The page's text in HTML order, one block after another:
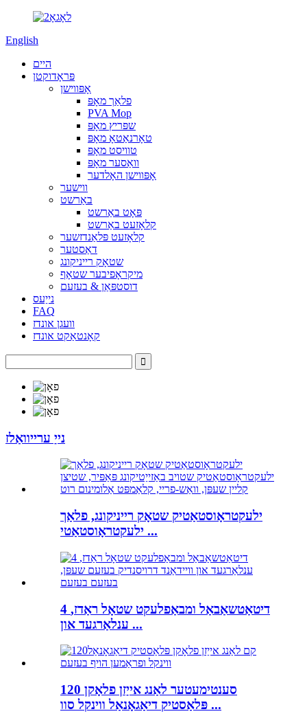
English
היים
פּראָדוקטן
אָפּווישן
פלאַך מאָפּ
PVA Mop
שפּריץ מאָפּ
טאָרנאַטאָ מאָפּ
טוויסט מאָפּ
וואַסער מאָפּ
אָפּווישן האָלדער
ווישער
באַרשט
פּאָט באַרשט
קלאָזעט באַרשט
קלאָזעט פּלאַנדזשער
דאַסטער
שטאָק רייניקונג
מיקראָפיבער שטאָף
דוסטפּאַן & בעזעם
נייַעס
FAQ
וועגן אונדז
קאָנטאַקט אונדז
נייַ ערייוואַלז
ילעקטראָוסטאַטיק שטאָק רייניקונג, פלאַך
ילעקטראָוסטאַטי ...
4 דיטאַטשאַבאַל ומבאַפלעקט שטאָל ראַדז,
ענלאַרגעד און ...
120 סענטימעטער לאַנג אייַזן פלאָקן
פּלאַסטיק דיאַגאָנאַל ווינקל סוו ...